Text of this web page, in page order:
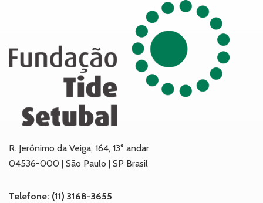
R. Jerônimo da Veiga, 164, 13° andar
04536-000 | São Paulo | SP Brasil
Telefone: (11) 3168-3655